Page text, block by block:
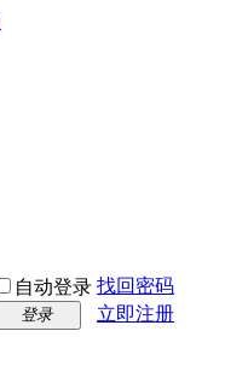
自动登录 找回密码
登录 立即注册